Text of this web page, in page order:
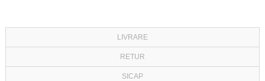
LIVRARE
RETUR
SICAP